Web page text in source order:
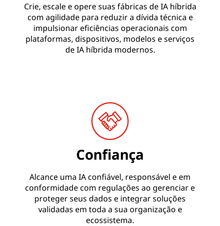
Crie, escale e opere suas fábricas de IA híbrida
com agilidade para reduzir a dívida técnica e
impulsionar eficiências operacionais com
plataformas, dispositivos, modelos e serviços
de IA híbrida modernos.
Confiança
Alcance uma IA confiável, responsável e em
conformidade com regulações ao gerenciar e
proteger seus dados e integrar soluções
validadas em toda a sua organização e
ecossistema.